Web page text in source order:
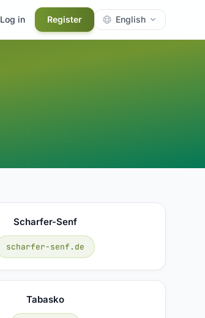
Log in Register English
Scharfer-Senf
scharfer-senf.de
Tabasko